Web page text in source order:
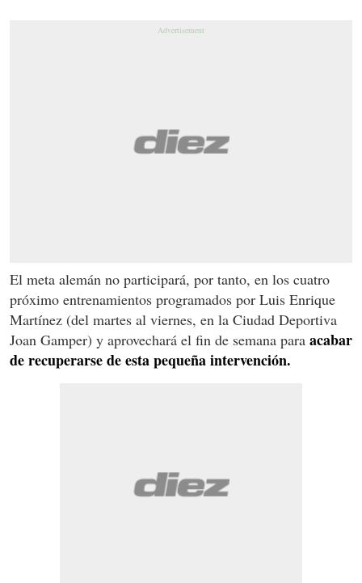
El meta alemán no participará, por tanto, en los cuatro
próximo entrenamientos programados por Luis Enrique
Martínez (del martes al viernes, en la Ciudad Deportiva
Joan Gamper) y aprovechará el fin de semana para acabar
de recuperarse de esta pequeña intervención.